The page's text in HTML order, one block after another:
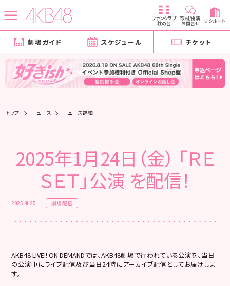
ファンクラブ
-柱の会-
取材/出演
お問合せ リクルート
劇場ガイド スケジュール チケット
トップ ニュース ニュース詳細
2025年1月24日（金） 「ＲＥ
ＳＥＴ」公演 を配信！
2025.01.25 劇場配信
AKB48 LIVE!! ON DEMANDでは、AKB48劇場で行われている公演を、当日
の公演中にライブ配信及び当日24時にアーカイブ配信としてお届けしま
す。